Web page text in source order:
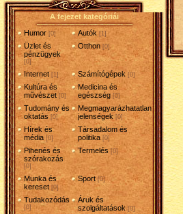
A fejezet kategóriái
Humor [0] Autók [1]
Üzlet és
pénzügyek
[0]
Otthon [0]
Internet [1] Számítógépek [0]
Kultúra és
művészet [0]
Medicina és
egészség [0]
Tudomány és
oktatás [0]
Megmagyarázhatatlan
jelenségek [0]
Hírek és
média [0]
Társadalom és
politika [0]
Pihenés és
szórakozás
[0]
Termelés [0]
Munka és
kereset [0]
Sport [0]
Tudakozódás
[0]
Áruk és
szolgáltatások [0]